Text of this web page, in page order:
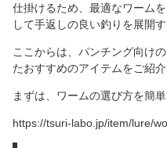
仕掛けるため、最適なワーム
して手返しの良い釣りを展開
ここからは、パンチング向け
たおすすめのアイテムをご紹介
まずは、ワームの選び方を簡単
https://tsuri-labo.jp/item/lure/